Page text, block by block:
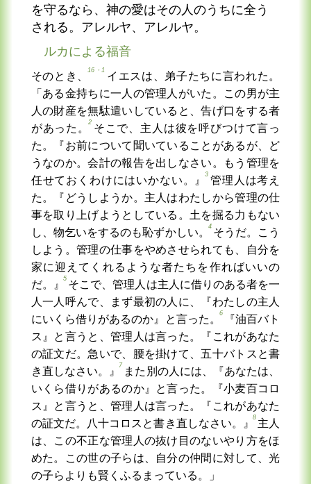
を守るなら、神の愛はその人のうちに全う
される。アレルヤ、アレルヤ。
ルカによる福音
そのとき、
16・1
イエスは、弟子たちに言われた。
「ある金持ちに一人の管理人がいた。この男が主
人の財産を無駄遣いしていると、告げ口をする者
があった。
2
そこで、主人は彼を呼びつけて言っ
た。『お前について聞いていることがあるが、ど
うなのか。会計の報告を出しなさい。もう管理を
任せておくわけにはいかない。』
3
管理人は考え
た。『どうしようか。主人はわたしから管理の仕
事を取り上げようとしている。土を掘る力もない
し、物乞いをするのも恥ずかしい。
4
そうだ。こう
しよう。管理の仕事をやめさせられても、自分を
家に迎えてくれるような者たちを作ればいいの
だ。』
5
そこで、管理人は主人に借りのある者を一
人一人呼んで、まず最初の人に、『わたしの主人
にいくら借りがあるのか』と言った。
6
『油百バト
ス』と言うと、管理人は言った。『これがあなた
の証文だ。急いで、腰を掛けて、五十バトスと書
き直しなさい。』
7
また別の人には、『あなたは、
いくら借りがあるのか』と言った。『小麦百コロ
ス』と言うと、管理人は言った。『これがあなた
の証文だ。八十コロスと書き直しなさい。』
8
主人
は、この不正な管理人の抜け目のないやり方をほ
めた。この世の子らは、自分の仲間に対して、光
の子らよりも賢くふるまっている。」